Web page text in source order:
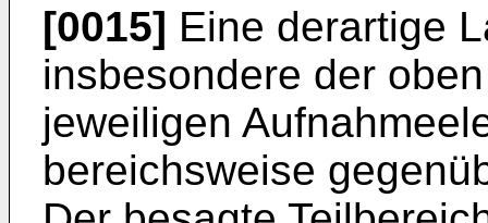
[0015] Eine derartige
insbesondere der
jeweiligen
bereichsweise